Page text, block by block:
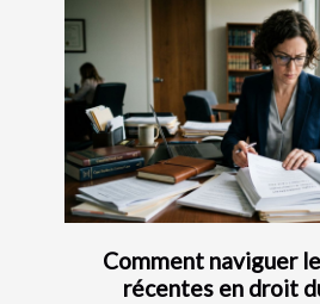
Comment naviguer
récentes en droit